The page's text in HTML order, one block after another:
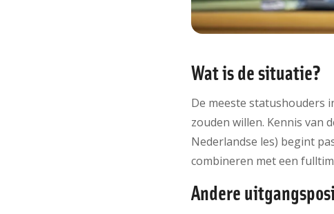
Wat is de situatie?
De meeste statushouders
zouden willen. Kennis van
Nederlandse les) begint
combineren met een
Andere